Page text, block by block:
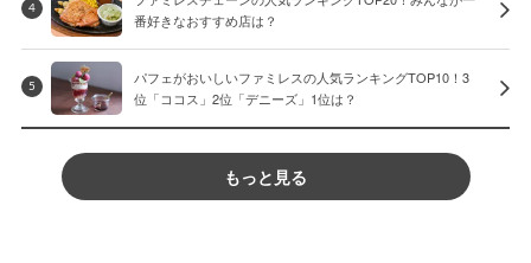
4
番好きなおすすめ店は？
5
パフェがおいしいファミレスの人気ランキングTOP10！3
位「ココス」2位「デニーズ」1位は？
もっと見る